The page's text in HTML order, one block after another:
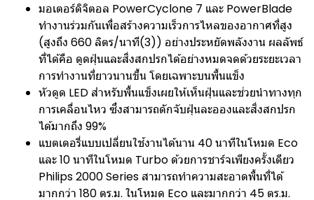
มอเตอร์ดิจิตอล PowerCyclone 7 และ PowerBlade
ทำงานร่วมกันเพื่อสร้างความเร็วการไหลของอากาศที่สูง
(สูงถึง 660 ลิตร/นาที(3)) อย่างประหยัดพลังงาน ผลลัพธ์
ที่ได้คือ ดูดฝุ่นและสิ่งสกปรกได้อย่างหมดจดด้วยระยะเวลา
การทำงานที่ยาวนานขึ้น โดยเฉพาะบนพื้นแข็ง
หัวดูด LED สำหรับพื้นแข็งเผยให้เห็นฝุ่นและช่วยนำทางทุก
การเคลื่อนไหว ซึ่งสามารถดักจับฝุ่นละอองและสิ่งสกปรก
ได้มากถึง 99%
แบตเตอรี่แบบเปลี่ยนใช้งานได้นาน 40 นาทีในโหมด Eco
และ 10 นาทีในโหมด Turbo ด้วยการชาร์จเพียงครั้งเดียว
Philips 2000 Series สามารถทำความสะอาดพื้นที่ได้
มากกว่า 180 ตร.ม. ในโหมด Eco และมากกว่า 45 ตร.ม.